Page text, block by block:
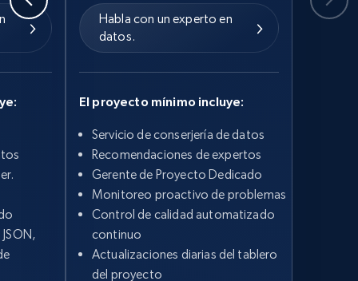
Habla con un experto en
datos.
El proyecto mínimo incluye:
Servicio de conserjería de datos
Recomendaciones de expertos
Gerente de Proyecto Dedicado
Monitoreo proactivo de problemas
Control de calidad automatizado
continuo
Actualizaciones diarias del tablero
del proyecto